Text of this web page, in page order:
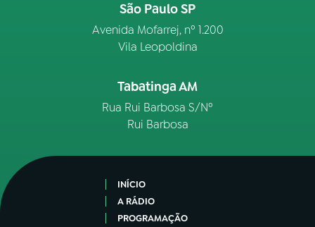
São Paulo SP
Avenida Mofarrej, nº 1.200
Vila Leopoldina
Tabatinga AM
Rua Rui Barbosa S/Nº
Rui Barbosa
INÍCIO
A RÁDIO
PROGRAMAÇÃO